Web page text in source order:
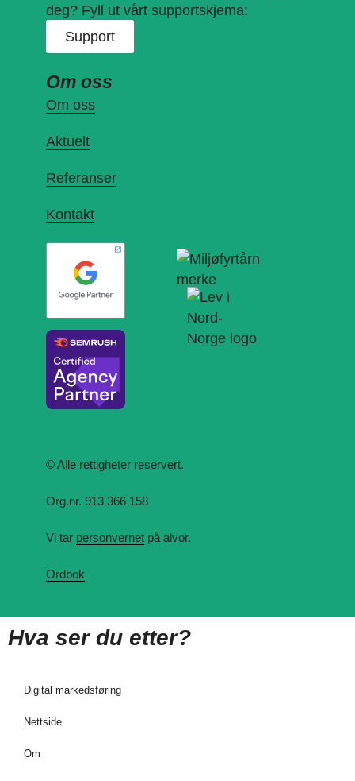
deg? Fyll ut vårt supportskjema:
Support
Om oss
Om oss
Aktuelt
Referanser
Kontakt
© Alle rettigheter reservert.
Org.nr. 913 366 158
Vi tar personvernet på alvor.
Ordbok
Hva ser du etter?
Digital markedsføring
Nettside
Om